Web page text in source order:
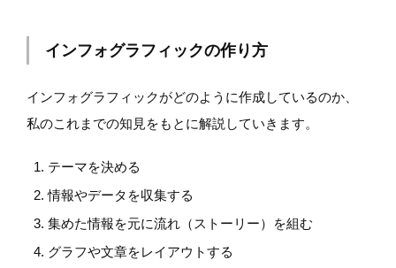
インフォグラフィックの作り方
インフォグラフィックがどのように作成しているのか、
私のこれまでの知見をもとに解説していきます。
テーマを決める
情報やデータを収集する
集めた情報を元に流れ（ストーリー）を組む
グラフや文章をレイアウトする